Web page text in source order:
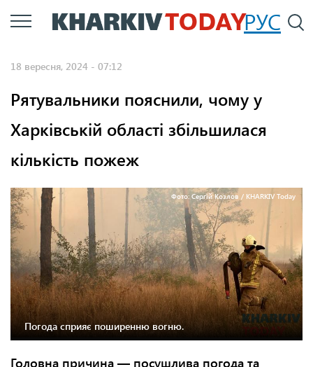
Перейти
до
РУС
18 вересня, 2024 - 07:12
Рятувальники пояснили, чому у
Харківській області збільшилася
кількість пожеж
Фото: Сергій Козлов / KHARKIV Today
Погода сприяє поширенню вогню.
Головна причина — посушлива погода та